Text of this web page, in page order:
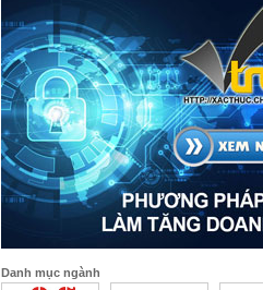
Danh mục ngành